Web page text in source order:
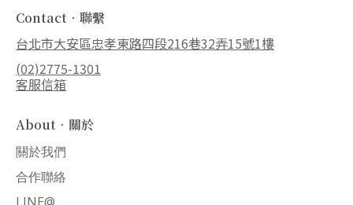
Contact．聯繫
台北市大安區忠孝東路四段216巷32弄15號1樓
(02)2775-1301
客服信箱
About．關於
關於我們
合作聯絡